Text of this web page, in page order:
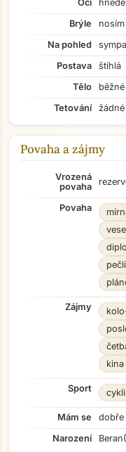
Oči
hnědé
Brýle
nosím
Na pohled
Postava
štíhlá
Tělo
běžné
Tetování
žádné
Povaha a zájmy
Vrozená
povaha
Povaha
Zájmy
kina
Sport
Mám se
dobře
Narození
Beran